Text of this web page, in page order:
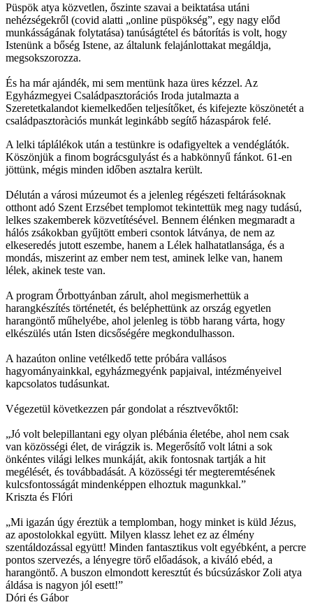
Püspök atya közvetlen, őszinte szavai a beiktatása utáni
nehézségekről (covid alatti „online püspökség”, egy nagy előd
munkásságának folytatása) tanúságtétel és bátorítás is volt, hogy
Istenünk a bőség Istene, az általunk felajánlottakat megáldja,
megsokszorozza.
És ha már ajándék, mi sem mentünk haza üres kézzel. Az
Egyházmegyei Családpasztorációs Iroda jutalmazta a
Szeretetkalandot kiemelkedően teljesítőket, és kifejezte köszönetét a
családpasztoràciós munkát leginkább segítő házaspárok felé.
A lelki táplálékok után a testünkre is odafigyeltek a vendéglátók.
Köszönjük a finom bográcsgulyást és a habkönnyű fánkot. 61-en
jöttünk, mégis minden időben asztalra került.
Délután a városi múzeumot és a jelenleg régészeti feltárásoknak
otthont adó Szent Erzsébet templomot tekintettük meg nagy tudású,
lelkes szakemberek közvetítésével. Bennem élénken megmaradt a
hálós zsákokban gyűjtött emberi csontok látványa, de nem az
elkeseredés jutott eszembe, hanem a Lélek halhatatlansága, és a
mondás, miszerint az ember nem test, aminek lelke van, hanem
lélek, akinek teste van.
A program Őrbottyánban zárult, ahol megismerhettük a
harangkészítés történetét, és beléphettünk az ország egyetlen
harangöntő műhelyébe, ahol jelenleg is több harang várta, hogy
elkészülés után Isten dicsőségére megkondulhasson.
A hazaúton online vetélkedő tette próbára vallásos
hagyományainkkal, egyházmegyénk papjaival, intézményeivel
kapcsolatos tudásunkat.
Végezetül következzen pár gondolat a résztvevőktől:
„Jó volt belepillantani egy olyan plébánia életébe, ahol nem csak
van közösségi élet, de virágzik is. Megerősítő volt látni a sok
önkéntes világi lelkes munkáját, akik fontosnak tartják a hit
megélését, és továbbadását. A közösségi tér megteremtésének
kulcsfontosságát mindenképpen elhoztuk magunkkal.”
Kriszta és Flóri
„Mi igazán úgy éreztük a templomban, hogy minket is küld Jézus,
az apostolokkal együtt. Milyen klassz lehet ez az élmény
szentáldozással együtt! Minden fantasztikus volt egyébként, a percre
pontos szervezés, a lényegre törő előadások, a kiváló ebéd, a
harangöntő. A buszon elmondott keresztút és búcsúzáskor Zoli atya
áldása is nagyon jól esett!”
Dóri és Gábor